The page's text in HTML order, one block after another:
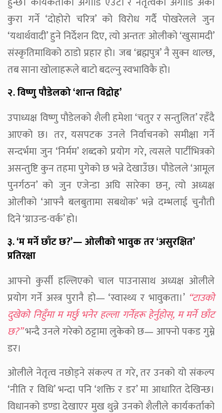
कुरा गर्ने ‘दोहोरो चरित्र’ को विरोध गर्दै पोखरेलले जुन
‘यथार्थवादी’ हुने निर्देशन दिए, त्यो अन्ततः ओलीको ‘खुसामदी’
संस्कृतिमाथिको ठाडो प्रहार हो। जब ‘ब्रह्मपुत्र’ नै सुक्न थाल्छ,
तब साना खोलाहरूले बाटो बदल्नु स्वभाविकै हो।
२. विष्णु पौडेलको ‘शान्त विद्रोह’
उपाध्यक्ष विष्णु पौडेलको शैली हमेशा ‘चतुर र सन्तुलित’ रहँदै
आएको छ। तर, यसपटक उनले निर्वाचनको समीक्षा गर्ने
सन्दर्भमा जुन ‘निर्मम’ शब्दको प्रयोग गरे, त्यसले पार्टीभित्रको
असन्तुष्टि कुन तहमा पुगेको छ भन्ने देखाउँछ। पौडेलले ‘आमूल
पुनर्गठन’ को जुन एजेन्डा अघि सारेका छन्, त्यो अध्यक्ष
ओलीको ‘आफ्नै बलबुतामा सबथोक’ भन्ने दम्भलाई चुनौती
दिने ‘ग्राउन्ड-वर्क’ हो।
३. ‘म मर्ने छाँट छ?’— ओलीको भावुक तर ‘असुरक्षित’
प्रतिरक्षा
आफ्नो कुर्सी हल्लिएको चाल पाउनासाथ अध्यक्ष ओलीले
प्रयोग गर्ने अस्त्र पुरानै हो— ‘स्वास्थ्य र भावुकता।’ “टाउको
दुखेको निहुँमा म मर्छु भनेर हल्ला गर्नेहरू हेर्नुहोस्, म मर्ने छाँट
छ?”भन्दै उनले गरेको ठट्टामा लुकेको छ— आफ्नो पकड गुम्ने
डर।
ओलीले नेतृत्व नछोड्ने संकल्प त गरे, तर उनको यो संकल्प
‘नीति र विधि’ भन्दा पनि ‘शक्ति र डर’ मा आधारित देखिन्छ।
विधानको डण्डा देखाएर मुख थुन्ने उनको शैलीले कार्यकर्ताको